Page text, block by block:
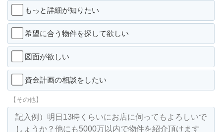
もっと詳細が知りたい
希望に合う物件を探して欲しい
図面が欲しい
資金計画の相談をしたい
【その他】